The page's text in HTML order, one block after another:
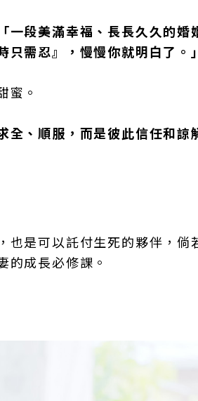
「一段美滿幸福、長長久久的
需忍』，慢慢你就明白了。」
蜜。
全、順服，而是彼此信任和諒
是可以託付生死的夥伴，倘
的成長必修課。